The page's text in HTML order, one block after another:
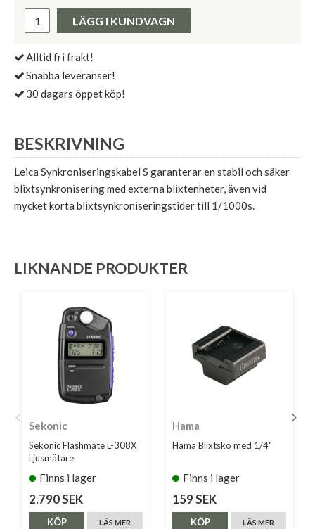
Pris:
LÄGG I KUNDVAGN
Alltid fri frakt!
Snabba leveranser!
30 dagars öppet köp!
BESKRIVNING
Leica Synkroniseringskabel S garanterar en stabil och säker
blixtsynkronisering med externa blixtenheter, även vid
mycket korta blixtsynkroniseringstider till 1/1000s.
LIKNANDE PRODUKTER
Sekonic
Sekonic Flashmate L-308X
Ljusmätare
Finns i lager
2.790 SEK
LÄS MER
KÖP
Hama
Hama Blixtsko med 1/4"
Finns i lager
159 SEK
LÄS MER
KÖP